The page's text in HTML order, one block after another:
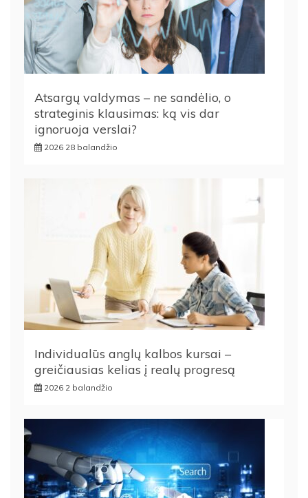
Atsargų valdymas – ne sandėlio, o
strateginis klausimas: ką vis dar
ignoruoja verslai?
2026 28 balandžio
Individualūs anglų kalbos kursai –
greičiausias kelias į realų progresą
2026 2 balandžio